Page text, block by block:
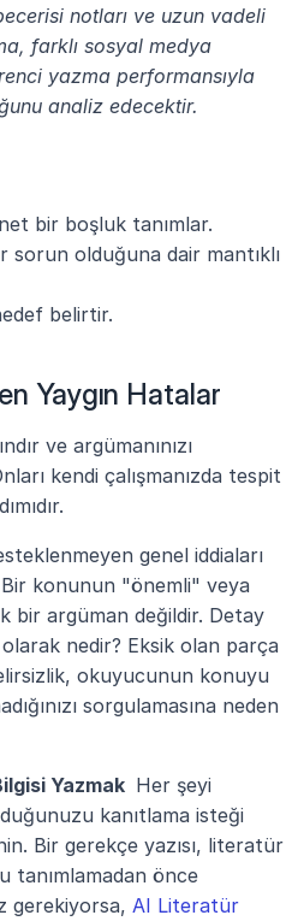
notları ve uzun vadeli
farklı sosyal medya
yazma performansıyla
analiz edecektir.
bir boşluk tanımlar.
sorun olduğuna dair mantıklı
belirtir.
Yaygın Hatalar
ve argümanınızı
kendi çalışmanızda tespit
genel iddiaları
Bir konunun "önemli" veya
bir argüman değildir. Detay
nedir? Eksik olan parça
okuyucunun konuyu
sorgulamasına neden
Yazmak Her şeyi
kanıtlama isteği
Bir gerekçe yazısı, literatür
tanımlamadan önce
gerekiyorsa, AI Literatür